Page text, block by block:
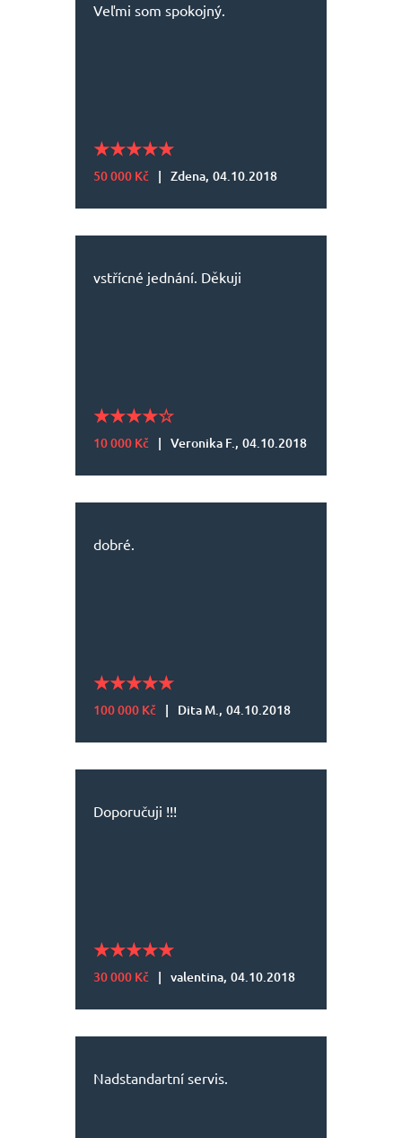
Veľmi som spokojný.
50 000 Kč | Zdena, 04.10.2018
vstřícné jednání. Děkuji
10 000 Kč | Veronika F., 04.10.2018
dobré.
100 000 Kč | Dita M., 04.10.2018
Doporučuji !!!
30 000 Kč | valentina, 04.10.2018
Nadstandartní servis.